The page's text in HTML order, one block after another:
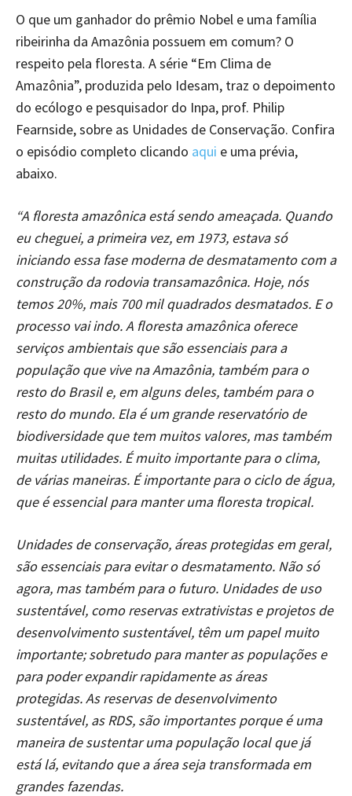
O que um ganhador do prêmio Nobel e uma família
ribeirinha da Amazônia possuem em comum? O
respeito pela floresta. A série “Em Clima de
Amazônia”, produzida pelo Idesam, traz o depoimento
do ecólogo e pesquisador do Inpa, prof. Philip
Fearnside, sobre as Unidades de Conservação. Confira
o episódio completo clicando aqui e uma prévia,
abaixo.
“A floresta amazônica está sendo ameaçada. Quando
eu cheguei, a primeira vez, em 1973, estava só
iniciando essa fase moderna de desmatamento com a
construção da rodovia transamazônica. Hoje, nós
temos 20%, mais 700 mil quadrados desmatados. E o
processo vai indo. A floresta amazônica oferece
serviços ambientais que são essenciais para a
população que vive na Amazônia, também para o
resto do Brasil e, em alguns deles, também para o
resto do mundo. Ela é um grande reservatório de
biodiversidade que tem muitos valores, mas também
muitas utilidades. É muito importante para o clima,
de várias maneiras. É importante para o ciclo de água,
que é essencial para manter uma floresta tropical.
Unidades de conservação, áreas protegidas em geral,
são essenciais para evitar o desmatamento. Não só
agora, mas também para o futuro. Unidades de uso
sustentável, como reservas extrativistas e projetos de
desenvolvimento sustentável, têm um papel muito
importante; sobretudo para manter as populações e
para poder expandir rapidamente as áreas
protegidas. As reservas de desenvolvimento
sustentável, as RDS, são importantes porque é uma
maneira de sustentar uma população local que já
está lá, evitando que a área seja transformada em
grandes fazendas.